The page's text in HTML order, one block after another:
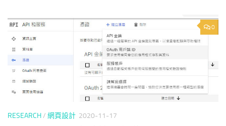
0
RESEARCH/ 網頁設計 2020-11-17